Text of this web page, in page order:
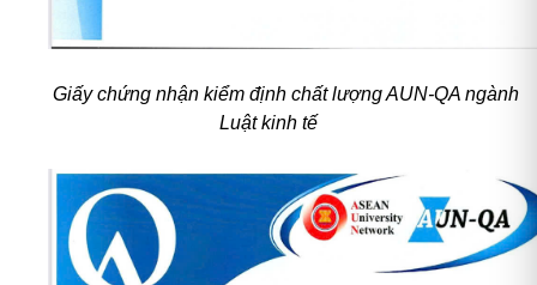
Giấy chứng nhận kiểm định chất lượng AUN-QA ngành
Luật kinh tế